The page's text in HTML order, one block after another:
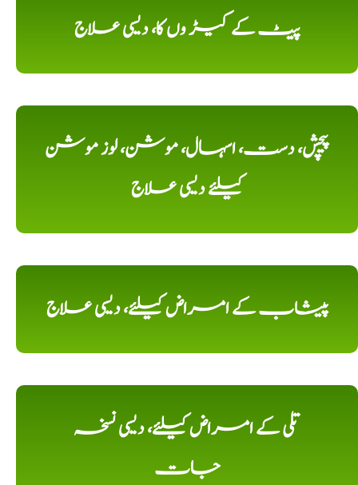
پیٹ کے کیڑ وں کا، دیسی علاج
پیچش، دست، اسہال، موشن، لوز موشن
کیلئے دیسی علاج
پیشاب کے امراض کیلئے، دیسی علاج
تلی کے امراض کیلئے، دیسی نسخہ
جات